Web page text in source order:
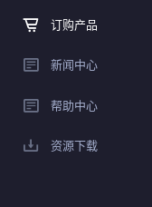
订购产品
新闻中心
帮助中心
资源下载